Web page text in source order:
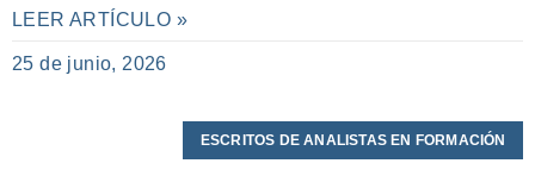
LEER ARTÍCULO »
25 de junio, 2026
ESCRITOS DE ANALISTAS EN FORMACIÓN